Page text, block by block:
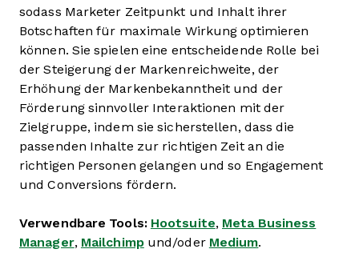
sodass Marketer Zeitpunkt und Inhalt ihrer
Botschaften für maximale Wirkung optimieren
können. Sie spielen eine entscheidende Rolle bei
der Steigerung der Markenreichweite, der
Erhöhung der Markenbekanntheit und der
Förderung sinnvoller Interaktionen mit der
Zielgruppe, indem sie sicherstellen, dass die
passenden Inhalte zur richtigen Zeit an die
richtigen Personen gelangen und so Engagement
und Conversions fördern.
Verwendbare Tools: Hootsuite, Meta Business
Manager, Mailchimpund/oder Medium.